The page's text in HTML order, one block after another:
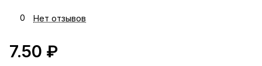
0 Нет отзывов
7.50 ₽